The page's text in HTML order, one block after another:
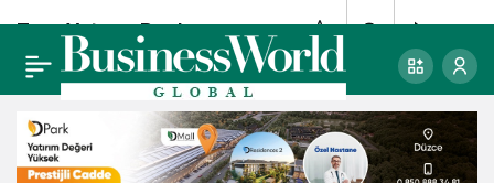
Tera Yatırım Bankası
Genel Müdürü Özgür
Altan oldu
0 Paylaş